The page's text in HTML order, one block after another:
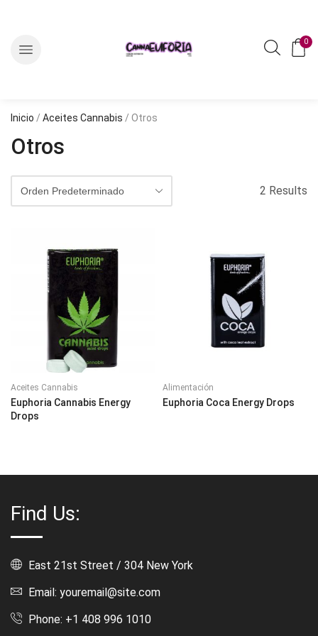
0
Inicio / Aceites Cannabis / Otros
Otros
2 Results
Aceites Cannabis
Euphoria Cannabis Energy
Drops
Alimentación
Euphoria Coca Energy Drops
Find Us:
East 21st Street / 304 New York
Email: youremail@site.com
Phone: +1 408 996 1010